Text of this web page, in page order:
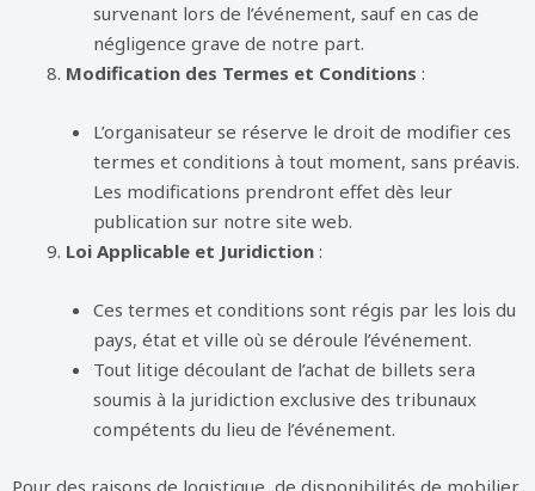
survenant lors de l’événement, sauf en cas de
négligence grave de notre part.
Modification des Termes et Conditions :
L’organisateur se réserve le droit de modifier ces
termes et conditions à tout moment, sans préavis.
Les modifications prendront effet dès leur
publication sur notre site web.
Loi Applicable et Juridiction :
Ces termes et conditions sont régis par les lois du
pays, état et ville où se déroule l’événement.
Tout litige découlant de l’achat de billets sera
soumis à la juridiction exclusive des tribunaux
compétents du lieu de l’événement.
Pour des raisons de logistique, de disponibilités de mobilier,